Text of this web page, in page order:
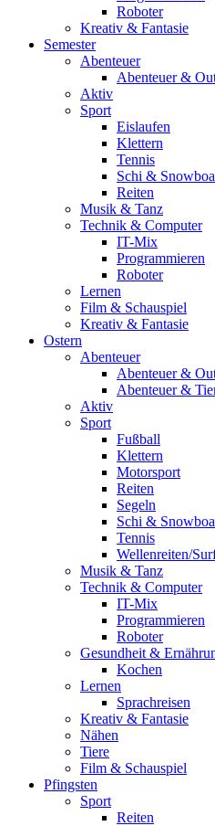
Roboter
Kreativ & Fantasie
Semester
Abenteuer
Abenteuer &
Aktiv
Sport
Eislaufen
Klettern
Tennis
Schi &
Reiten
Musik & Tanz
Technik & Computer
IT-Mix
Programmieren
Roboter
Lernen
Film & Schauspiel
Kreativ & Fantasie
Ostern
Abenteuer
Abenteuer &
Abenteuer &
Aktiv
Sport
Fußball
Klettern
Motorsport
Reiten
Segeln
Schi &
Tennis
Wellenreiten/
Musik & Tanz
Technik & Computer
IT-Mix
Programmieren
Roboter
Gesundheit &
Kochen
Lernen
Sprachreisen
Kreativ & Fantasie
Nähen
Tiere
Film & Schauspiel
Pfingsten
Sport
Reiten